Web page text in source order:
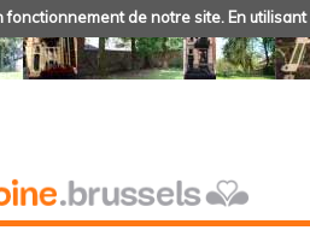
fonctionnement de notre site. En